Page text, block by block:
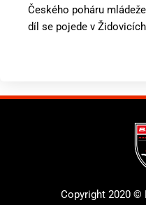
Českého poháru
díl se pojede v
Copyright 2020 ©